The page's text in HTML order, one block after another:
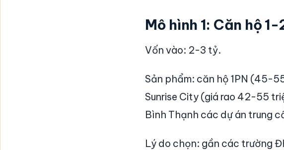
Mô hình 1: Căn hộ
Vốn vào: 2-3 tỷ.
Sản phẩm: căn hộ 1PN (45-
Sunrise City (giá rao 42-55
Bình Thạnh các dự án trung
Lý do chọn: gần các trường